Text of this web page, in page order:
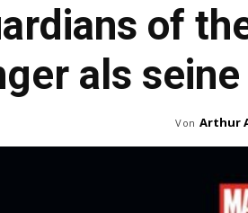
of
als
Von Arthur